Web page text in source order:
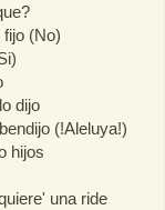
(No)
dijo
(!Aleluya!)
hijos
una ride